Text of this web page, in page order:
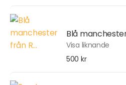
Blå
Visa liknande
500 kr